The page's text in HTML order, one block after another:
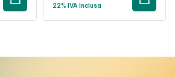
22% IVA Inclusa